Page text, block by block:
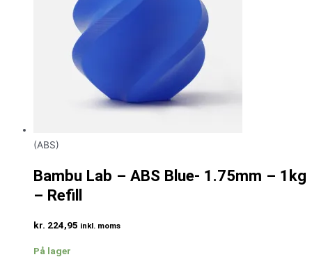
(ABS)
Bambu Lab – ABS Blue- 1.75mm – 1kg
– Refill
kr. 224,95 inkl. moms
På lager